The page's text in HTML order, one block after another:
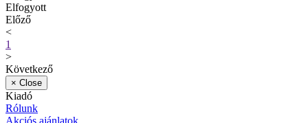
Elfogyott
Előző
<
1
>
Következő
× Close
Kiadó
Rólunk
Akciós ajánlatok